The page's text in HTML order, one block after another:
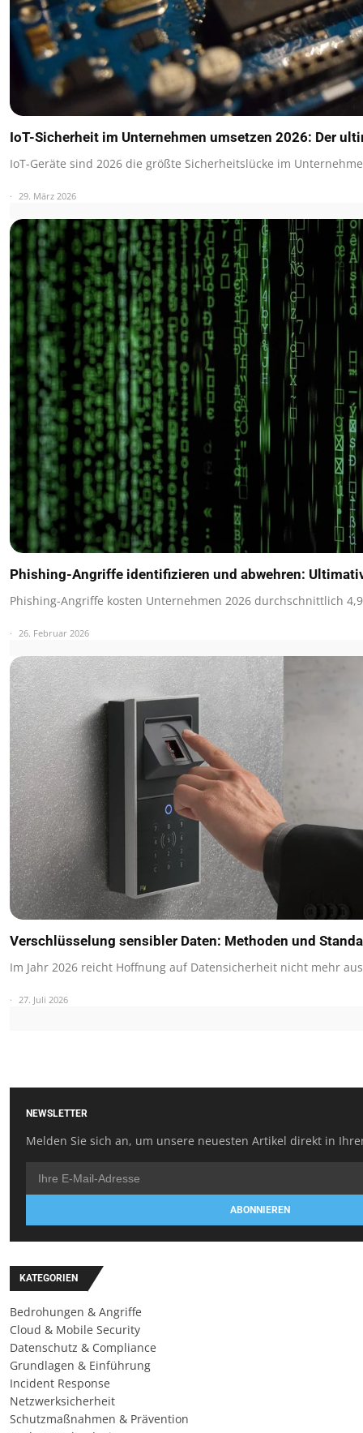
IoT-Sicherheit im Unternehmen umsetzen 2026: Der
IoT-Geräte sind 2026 die größte Sicherheitslücke im
29. März 2026
Phishing-Angriffe identifizieren und abwehren:
Phishing-Angriffe kosten Unternehmen 2026 durchschnittlich
26. Februar 2026
Verschlüsselung sensibler Daten: Methoden und
Im Jahr 2026 reicht Hoffnung auf Datensicherheit nicht mehr
27. Juli 2026
NEWSLETTER
Melden Sie sich an, um unsere neuesten Artikel direkt in
ABONNIEREN
KATEGORIEN
Bedrohungen & Angriffe
Cloud & Mobile Security
Datenschutz & Compliance
Grundlagen & Einführung
Incident Response
Netzwerksicherheit
Schutzmaßnahmen & Prävention